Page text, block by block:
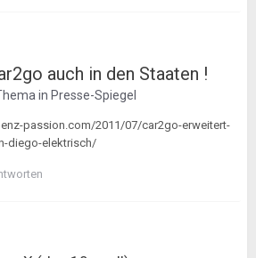
auch in den Staaten !
in Presse-Spiegel
passion.com/2011/07/car2go-erweitert-
diego-elektrisch/